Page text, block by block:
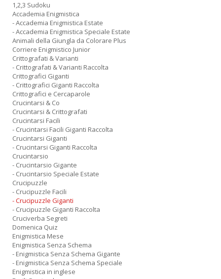
1,2,3 Sudoku
Accademia Enigmistica
- Accademia Enigmistica Estate
- Accademia Enigmistica Speciale Estate
Animali della Giungla da Colorare Plus
Corriere Enigmistico Junior
Crittografati & Varianti
- Crittografati & Varianti Raccolta
Crittografici Giganti
- Crittografici Giganti Raccolta
Crittografici e Cercaparole
Crucintarsi & Co
Crucintarsi & Crittografati
Crucintarsi Facili
- Crucintarsi Facili Giganti Raccolta
Crucintarsi Giganti
- Crucintarsi Giganti Raccolta
Crucintarsio
- Crucintarsio Gigante
- Crucintarsio Speciale Estate
Crucipuzzle
- Crucipuzzle Facili
- Crucipuzzle Giganti
- Crucipuzzle Giganti Raccolta
Cruciverba Segreti
Domenica Quiz
Enigmistica Mese
Enigmistica Senza Schema
- Enigmistica Senza Schema Gigante
- Enigmistica Senza Schema Speciale
Enigmistica in inglese